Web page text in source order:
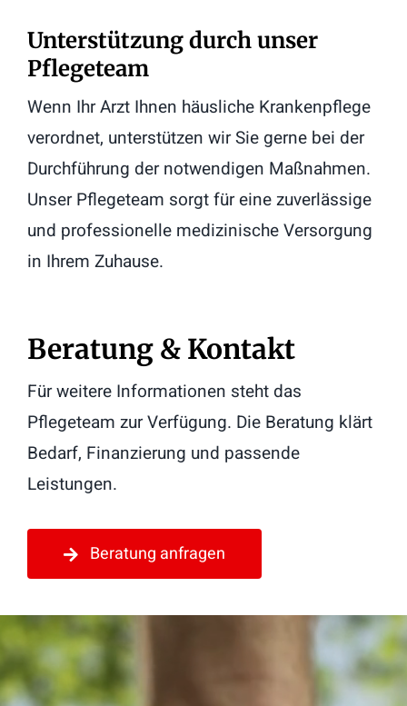
Unterstützung durch unser
Pflegeteam
Wenn Ihr Arzt Ihnen häusliche Krankenpflege
verordnet, unterstützen wir Sie gerne bei der
Durchführung der notwendigen Maßnahmen.
Unser Pflegeteam sorgt für eine zuverlässige
und professionelle medizinische Versorgung
in Ihrem Zuhause.
Beratung & Kontakt
Für weitere Informationen steht das
Pflegeteam zur Verfügung. Die Beratung klärt
Bedarf, Finanzierung und passende
Leistungen.
Beratung anfragen